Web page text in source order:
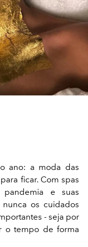
ano: a moda das
ficar. Com spas
e suas
os cuidados
- seja por
o tempo de forma